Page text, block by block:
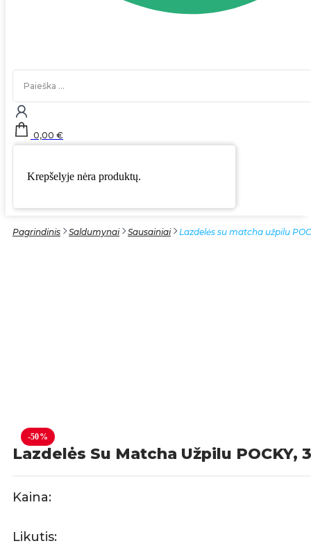
Search
0,00 €
Krepšelyje nėra produktų.
Pagrindinis Saldumynai Sausainiai Lazdelės su matcha užpilu
-50%
Lazdelės Su Matcha Užpilu POCKY,
Kaina:
Likutis: